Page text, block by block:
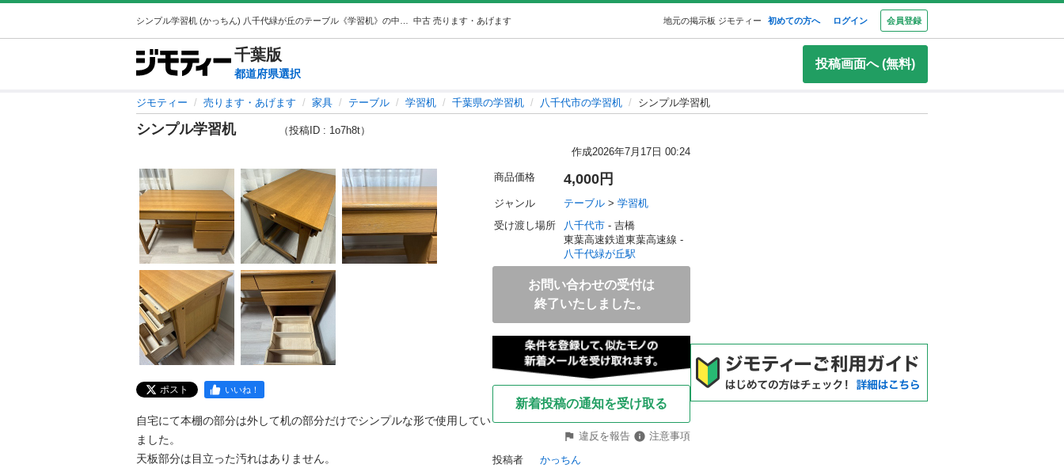
中古 売ります・あげます 地元の掲示板 ジモティー 初めての方へ ログイン 会員登録
千葉版
都道府県選択
投稿画面へ (無料)
ジモティー 売ります・あげます 家具 テーブル 学習机 千葉県の学習机 八千代市の学習机 シンプル学習机
シンプル学習机
（投稿ID : 1o7h8t）
作成2026年7月17日 00:24
ポスト いいね！
自宅にて本棚の部分は外して机の部分だけでシンプルな形で使用してい
ました。
天板部分は目立った汚れはありません。
商品価格 4,000円
ジャンル テーブル > 学習机
受け渡し場所
八千代市 - 吉橋
八千代緑が丘駅
お問い合わせの受付は
終了いたしました。
新着投稿の通知を受け取る
違反を報告
注意事項
投稿者
かっちん